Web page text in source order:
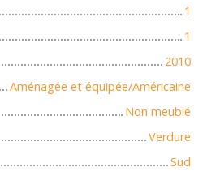
1
1
2010
Aménagée et équipée/Américaine
Non meublé
Verdure
Sud